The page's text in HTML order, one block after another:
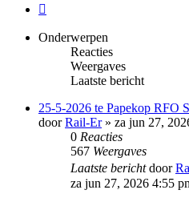
Onderwerpen
Reacties
Weergaves
Laatste bericht
25-5-2026 te Papekop RFO
doorRail-Er» za jun 27,
0 Reacties
567 Weergaves
Laatste berichtdoor
za jun 27, 2026 4:55